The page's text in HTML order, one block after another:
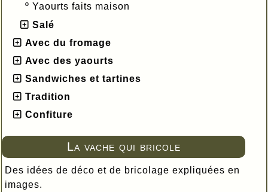
º Yaourts faits maison
Salé
Avec du fromage
Avec des yaourts
Sandwiches et tartines
Tradition
Confiture
La vache qui bricole
Des idées de déco et de bricolage expliquées en
images.